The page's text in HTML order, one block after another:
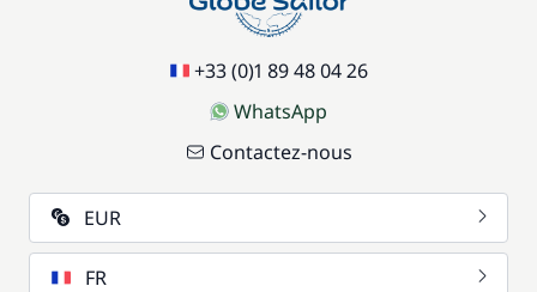
+33 (0)1 89 48 04 26
WhatsApp
Contactez-nous
EUR
FR